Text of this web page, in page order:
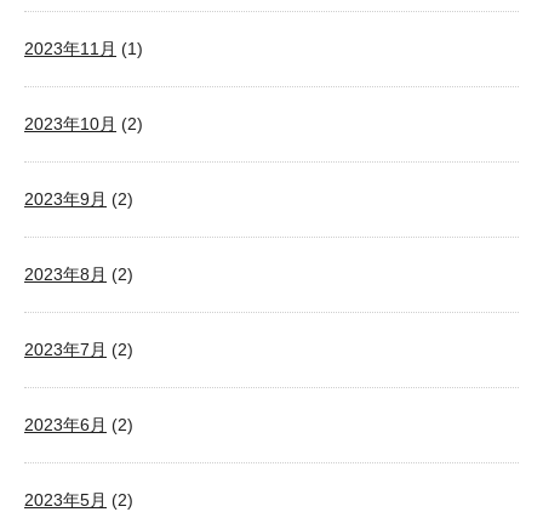
2023年11月 (1)
2023年10月 (2)
2023年9月 (2)
2023年8月 (2)
2023年7月 (2)
2023年6月 (2)
2023年5月 (2)